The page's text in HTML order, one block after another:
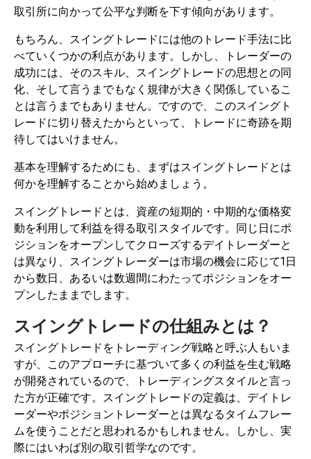
取引所に向かって公平な判断を下す傾向があります。
もちろん、スイングトレードには他のトレード手法に比
べていくつかの利点があります。しかし、トレーダーの
成功には、そのスキル、スイングトレードの思想との同
化、そして言うまでもなく規律が大きく関係しているこ
とは言うまでもありません。ですので、このスイングト
レードに切り替えたからといって、トレードに奇跡を期
待してはいけません。
基本を理解するためにも、まずはスイングトレードとは
何かを理解することから始めましょう。
スイングトレードとは、資産の短期的・中期的な価格変
動を利用して利益を得る取引スタイルです。同じ日にポ
ジションをオープンしてクローズするデイトレーダーと
は異なり、スイングトレーダーは市場の機会に応じて1日
から数日、あるいは数週間にわたってポジションをオー
プンしたままでします。
スイングトレードの仕組みとは？
スイングトレードをトレーディング戦略と呼ぶ人もいま
すが、このアプローチに基づいて多くの利益を生む戦略
が開発されているので、トレーディングスタイルと言っ
た方が正確です。スイングトレードの定義は、デイトレ
ーダーやポジショントレーダーとは異なるタイムフレー
ムを使うことだと思われるかもしれません。しかし、実
際にはいわば別の取引哲学なのです。